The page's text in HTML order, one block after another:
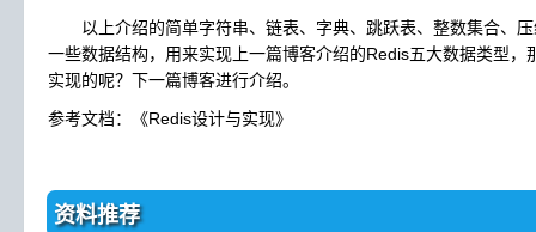
以上介绍的简单字符串、链表、字典、跳跃表、整数集合、压
一些数据结构，用来实现上一篇博客介绍的Redis五大数据类型，
实现的呢？下一篇博客进行介绍。
参考文档：《Redis设计与实现》
资料推荐